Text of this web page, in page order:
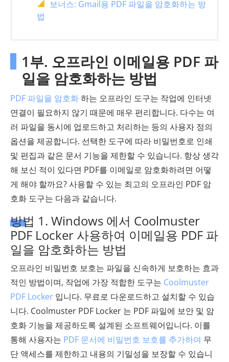
보너스: Gmail용 PDF 파일을 암호화하는 방
법
1부. 오프라인 이메일용 PDF 파
일을 암호화하는 방법
PDF 파일을 암호화하는 오프라인 도구는 작업에 인터넷
연결이 필요하지 않기 때문에 매우 편리합니다. 다수는 여
러 파일을 동시에 업로드하고 처리하는 등의 사용자 정의
옵션을 제공합니다. 선택한 도구에 따라 비밀번호로 인쇄
및 편집과 같은 문서 기능을 제한할 수 있습니다. 항상 생각
해 보신 적이 있다면 PDF를 이메일로 암호화하려면 어떻
게 해야 할까요? 사용할 수 있는 최고의 오프라인 PDF 암
호화 도구는 다음과 같습니다.
방법 1. Windows 에서 Coolmuster
PDF Locker 사용하여 이메일용 PDF 파
일을 암호화하는 방법
오프라인 비밀번호 보호는 파일을 신속하게 보호하는 효과
적인 방법이며, 작업에 가장 적합한 도구는 Coolmuster
PDF Locker 입니다. 무료로 다운로드하고 설치할 수 있습
니다. Coolmuster PDF Locker 는 PDF 파일에 보안 및 암
호화 기능을 제공하도록 설계된 소프트웨어입니다. 이를
통해 사용자는 PDF 문서에 비밀번호 보호를 추가하여 무
단 액세스를 제한하고 내용의 기밀성을 보장할 수 있습니